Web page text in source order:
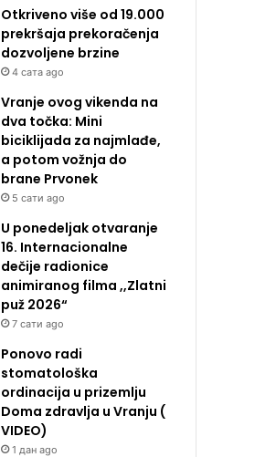
Otkriveno više od 19.000
prekršaja prekoračenja
dozvoljene brzine
4 сата ago
Vranje ovog vikenda na
dva točka: Mini
biciklijada za najmlađe,
a potom vožnja do
brane Prvonek
5 сати ago
U ponedeljak otvaranje
16. Internacionalne
dečije radionice
animiranog filma ,,Zlatni
puž 2026“
7 сати ago
Ponovo radi
stomatološka
ordinacija u prizemlju
Doma zdravlja u Vranju (
VIDEO)
1 дан ago